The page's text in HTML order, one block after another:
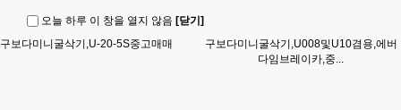
구보다미니굴삭기,U-20-5S중고매매
구보다미니굴삭기,U008및U10겸용,에버
다임브레이카,중...
오늘 하루 이 창을 열지 않음 [닫기]